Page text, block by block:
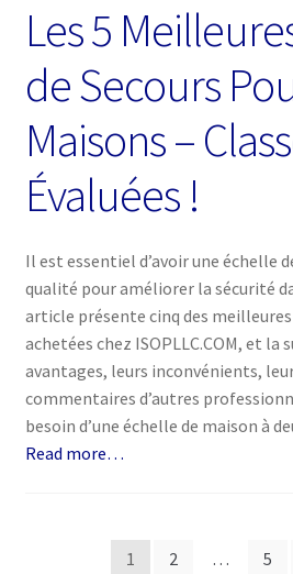
Les 5
de Secours
Maisons –
Évaluées !
Il est essentiel d’avoir une échelle
qualité pour améliorer la sécurité
article présente cinq des
achetées chez ISOPLLC.COM, et la
avantages, leurs inconvénients,
commentaires d’autres
besoin d’une échelle de maison à
Read more…
Pagination
1 2 … 5